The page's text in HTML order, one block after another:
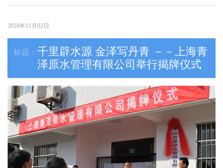
2016年11月02日
千里辟水源 金泽写丹青 －－上海青
泽原水管理有限公司举行揭牌仪式